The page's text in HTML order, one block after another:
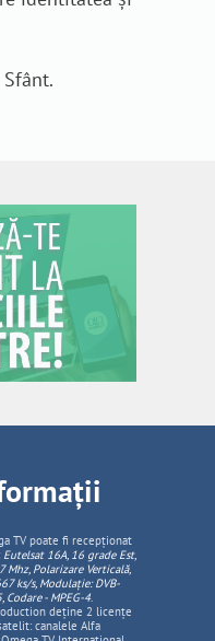
TV poate fi recepționat
Eutelsat 16A, 16 grade Est,
Mhz, PolarizareVerticală,
ks/s, Modulație: DVB-
Codare - MPEG-4.
deține 2 licențe
canalele Alfa